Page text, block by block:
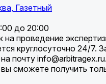
Газетный
до 20:00
на проведение
круглосуточно 24/7.
почту
сможете получить